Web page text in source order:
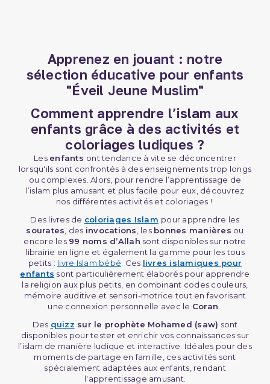
(1 avis)
Apprenez en jouant : notre
sélection éducative pour enfants
"Éveil Jeune Muslim"
Comment apprendre l’islam aux
enfants grâce à des activités et
coloriages ludiques ?
Les enfants ont tendance à vite se déconcentrer
lorsqu'ils sont confrontés à des enseignements trop longs
ou complexes. Alors, pour rendre l’apprentissage de
l’islam plus amusant et plus facile pour eux, découvrez
nos différentes activités et coloriages !
Des livres de coloriages Islam pour apprendre les
sourates , des invocations , les bonnes manières ou
encore les 99 noms d’Allah sont disponibles sur notre
librairie en ligne et également la gamme pour les tous
petits : livre Islam bébé . Ces livres islamiques pour
enfants sont particulièrement élaborés pour apprendre
la religion aux plus petits, en combinant codes couleurs,
mémoire auditive et sensori-motrice tout en favorisant
une connexion personnelle avec le Coran
Des quizz sur le prophète Mohamed (saw) sont
disponibles pour tester et enrichir vos connaissances sur
l’islam de manière ludique et interactive. Idéales pour des
moments de partage en famille, ces activités sont
spécialement adaptées aux enfants, rendant
l'apprentissage amusant.